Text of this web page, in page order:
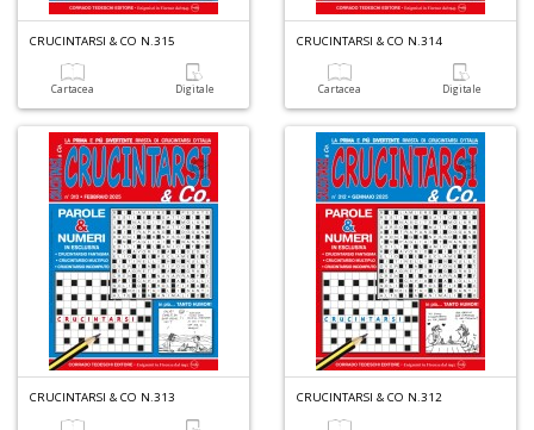
CRUCINTARSI & CO N.315
Cartacea Digitale
CRUCINTARSI & CO N.314
Cartacea Digitale
CRUCINTARSI & CO N.313 CRUCINTARSI & CO N.312